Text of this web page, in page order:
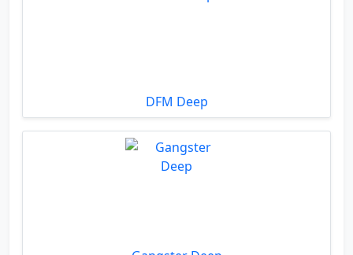
DFM Deep